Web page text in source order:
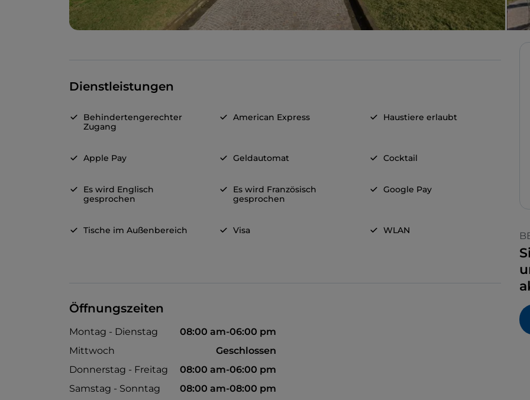
Dienstleistungen
Behindertengerechter
Zugang
American Express Haustiere erlaubt
Apple Pay Geldautomat Cocktail
Es wird Englisch
gesprochen
Es wird Französisch
gesprochen
Google Pay
Tische im Außenbereich Visa WLAN
Öffnungszeiten
Montag - Dienstag
08:00 am-06:00 pm
Mittwoch
Geschlossen
Donnerstag - Freitag
08:00 am-06:00 pm
Samstag - Sonntag
08:00 am-08:00 pm